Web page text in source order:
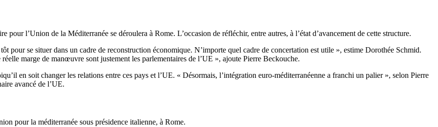
pour l’Union de la Méditerranée se déroulera à Rome. L’occasion de réfléchir, entre autres, à l’état d’avancement de cette structure.
pour se situer dans un cadre de reconstruction économique. N’importe quel cadre de concertation est utile », estime Dorothée Schmid.
marge de manœuvre sont justement les parlementaires de l’UE », ajoute Pierre Beckouche.
en soit changer les relations entre ces pays et l’UE. « Désormais, l’intégration euro-méditerranéenne a franchi un palier », selon Pierre
avancé de l’UE.
pour la méditerranée sous présidence italienne, à Rome.